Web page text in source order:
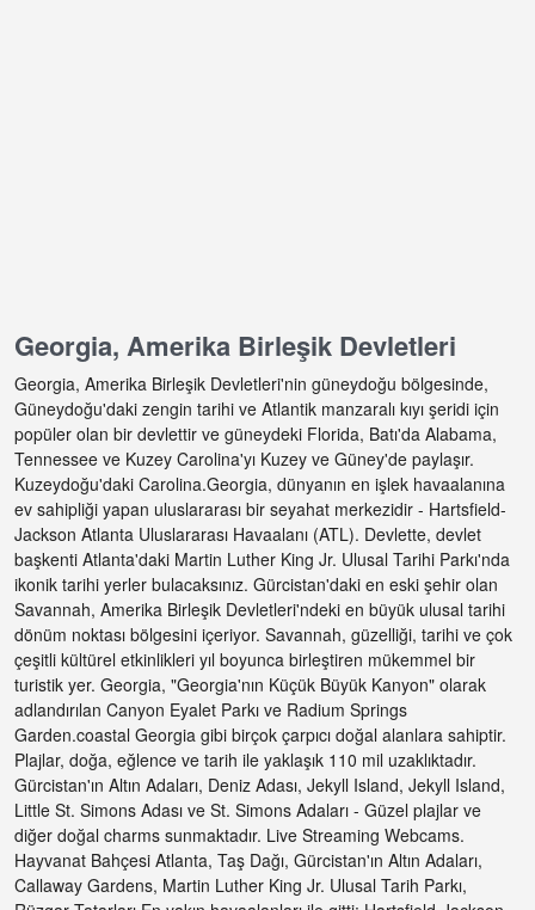
Georgia, Amerika Birleşik Devletleri
Georgia, Amerika Birleşik Devletleri'nin güneydoğu bölgesinde,
Güneydoğu'daki zengin tarihi ve Atlantik manzaralı kıyı şeridi için
popüler olan bir devlettir ve güneydeki Florida, Batı'da Alabama,
Tennessee ve Kuzey Carolina'yı Kuzey ve Güney'de paylaşır.
Kuzeydoğu'daki Carolina.Georgia, dünyanın en işlek havaalanına
ev sahipliği yapan uluslararası bir seyahat merkezidir - Hartsfield-
Jackson Atlanta Uluslararası Havaalanı (ATL). Devlette, devlet
başkenti Atlanta'daki Martin Luther King Jr. Ulusal Tarihi Parkı'nda
ikonik tarihi yerler bulacaksınız. Gürcistan'daki en eski şehir olan
Savannah, Amerika Birleşik Devletleri'ndeki en büyük ulusal tarihi
dönüm noktası bölgesini içeriyor. Savannah, güzelliği, tarihi ve çok
çeşitli kültürel etkinlikleri yıl boyunca birleştiren mükemmel bir
turistik yer. Georgia, "Georgia'nın Küçük Büyük Kanyon" olarak
adlandırılan Canyon Eyalet Parkı ve Radium Springs
Garden.coastal Georgia gibi birçok çarpıcı doğal alanlara sahiptir.
Plajlar, doğa, eğlence ve tarih ile yaklaşık 110 mil uzaklıktadır.
Gürcistan'ın Altın Adaları, Deniz Adası, Jekyll Island, Jekyll Island,
Little St. Simons Adası ve St. Simons Adaları - Güzel plajlar ve
diğer doğal charms sunmaktadır. Live Streaming Webcams.
Hayvanat Bahçesi Atlanta, Taş Dağı, Gürcistan'ın Altın Adaları,
Callaway Gardens, Martin Luther King Jr. Ulusal Tarih Parkı,